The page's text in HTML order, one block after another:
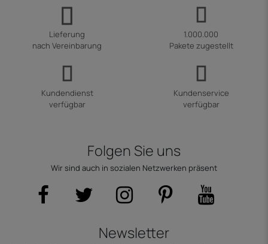
Lieferung
nach Vereinbarung
1.000.000
Pakete zugestellt
Kundendienst
verfügbar
Kundenservice
verfügbar
Folgen Sie uns
Wir sind auch in sozialen Netzwerken präsent
Newsletter